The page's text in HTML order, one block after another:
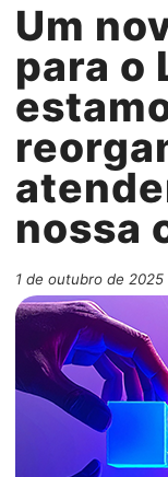
Um
para o
nossa
1 de outubro de 2025